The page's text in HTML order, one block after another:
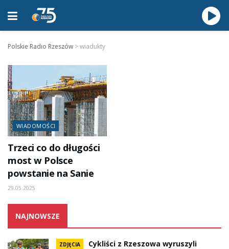
Polskie Radio Rzeszów >wiadukty
WIADOMOŚCI
Trzeci co do długości
most w Polsce
powstanie na Sanie
29.05.2025
NAJNOWSZE
ZDJĘCIA
Cykliści z Rzeszowa wyruszyli